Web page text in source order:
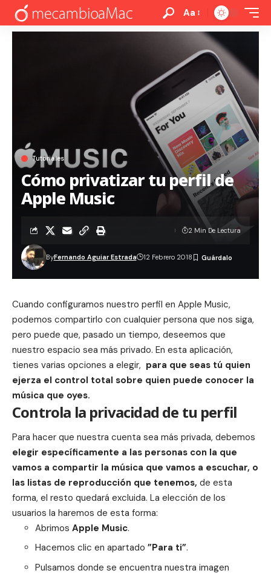
Aa
Tutoriales
Cómo privatizar tu perfil de
Apple Music
ByFernando Aguiar Estrada 12 Febrero 2018
2 Min De Lectura
Cuando configuramos nuestro perfil en Apple Music,
podemos compartirlo con cualquier persona que nos siga,
pero puede que, pasado un tiempo, deseemos que
nuestro espacio sea más privado. En esta aplicación,
tienes varias opciones a elegir, para que seas tú quien
ejerza el control total sobre quien puede conocer la
música que oyes.
Controla la privacidad de tu perfil
Para hacer que nuestra cuenta sea más privada, debemos
elegir específicamente a las personas con la que
vamos a compartir la música que vamos a escuchar, o
las listas de reproducción que tenemos, de esta
forma, el resto quedará excluida. La elección de los
usuarios la haremos de esta forma:
Abrimos Apple Music.
Hacemos clic en apartado ”Para ti”.
Pulsamos donde se encuentra nuestra imagen